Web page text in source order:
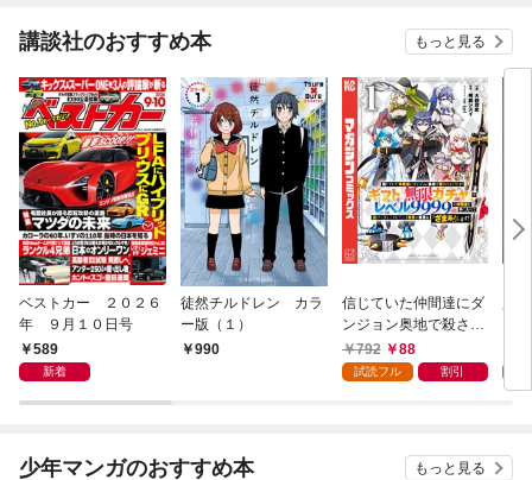
講談社のおすすめ本 もっと見る
ベストカー ２０２６
年 ９月１０日号
589
新着
徒然チルドレン カラ
ー版（１）
990
信じていた仲間達にダ
ンジョン奥地で殺され
かけたがギフト『無限
ガチャ』でレベル９９
『ざまぁ！』します！
792 88
試読フル 割引
少年マンガのおすすめ本 もっと見る